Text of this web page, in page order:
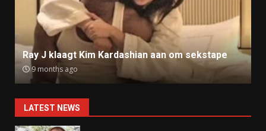
Ray J klaagt Kim Kardashian aan om sekstape
9 months ago
LATEST NEWS